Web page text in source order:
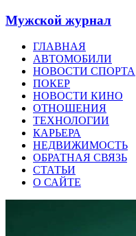
Мужской журнал
ГЛАВНАЯ
АВТОМОБИЛИ
НОВОСТИ СПОРТА
ПОКЕР
НОВОСТИ КИНО
ОТНОШЕНИЯ
ТЕХНОЛОГИИ
КАРЬЕРА
НЕДВИЖИМОСТЬ
ОБРАТНАЯ СВЯЗЬ
СТАТЬИ
О САЙТЕ